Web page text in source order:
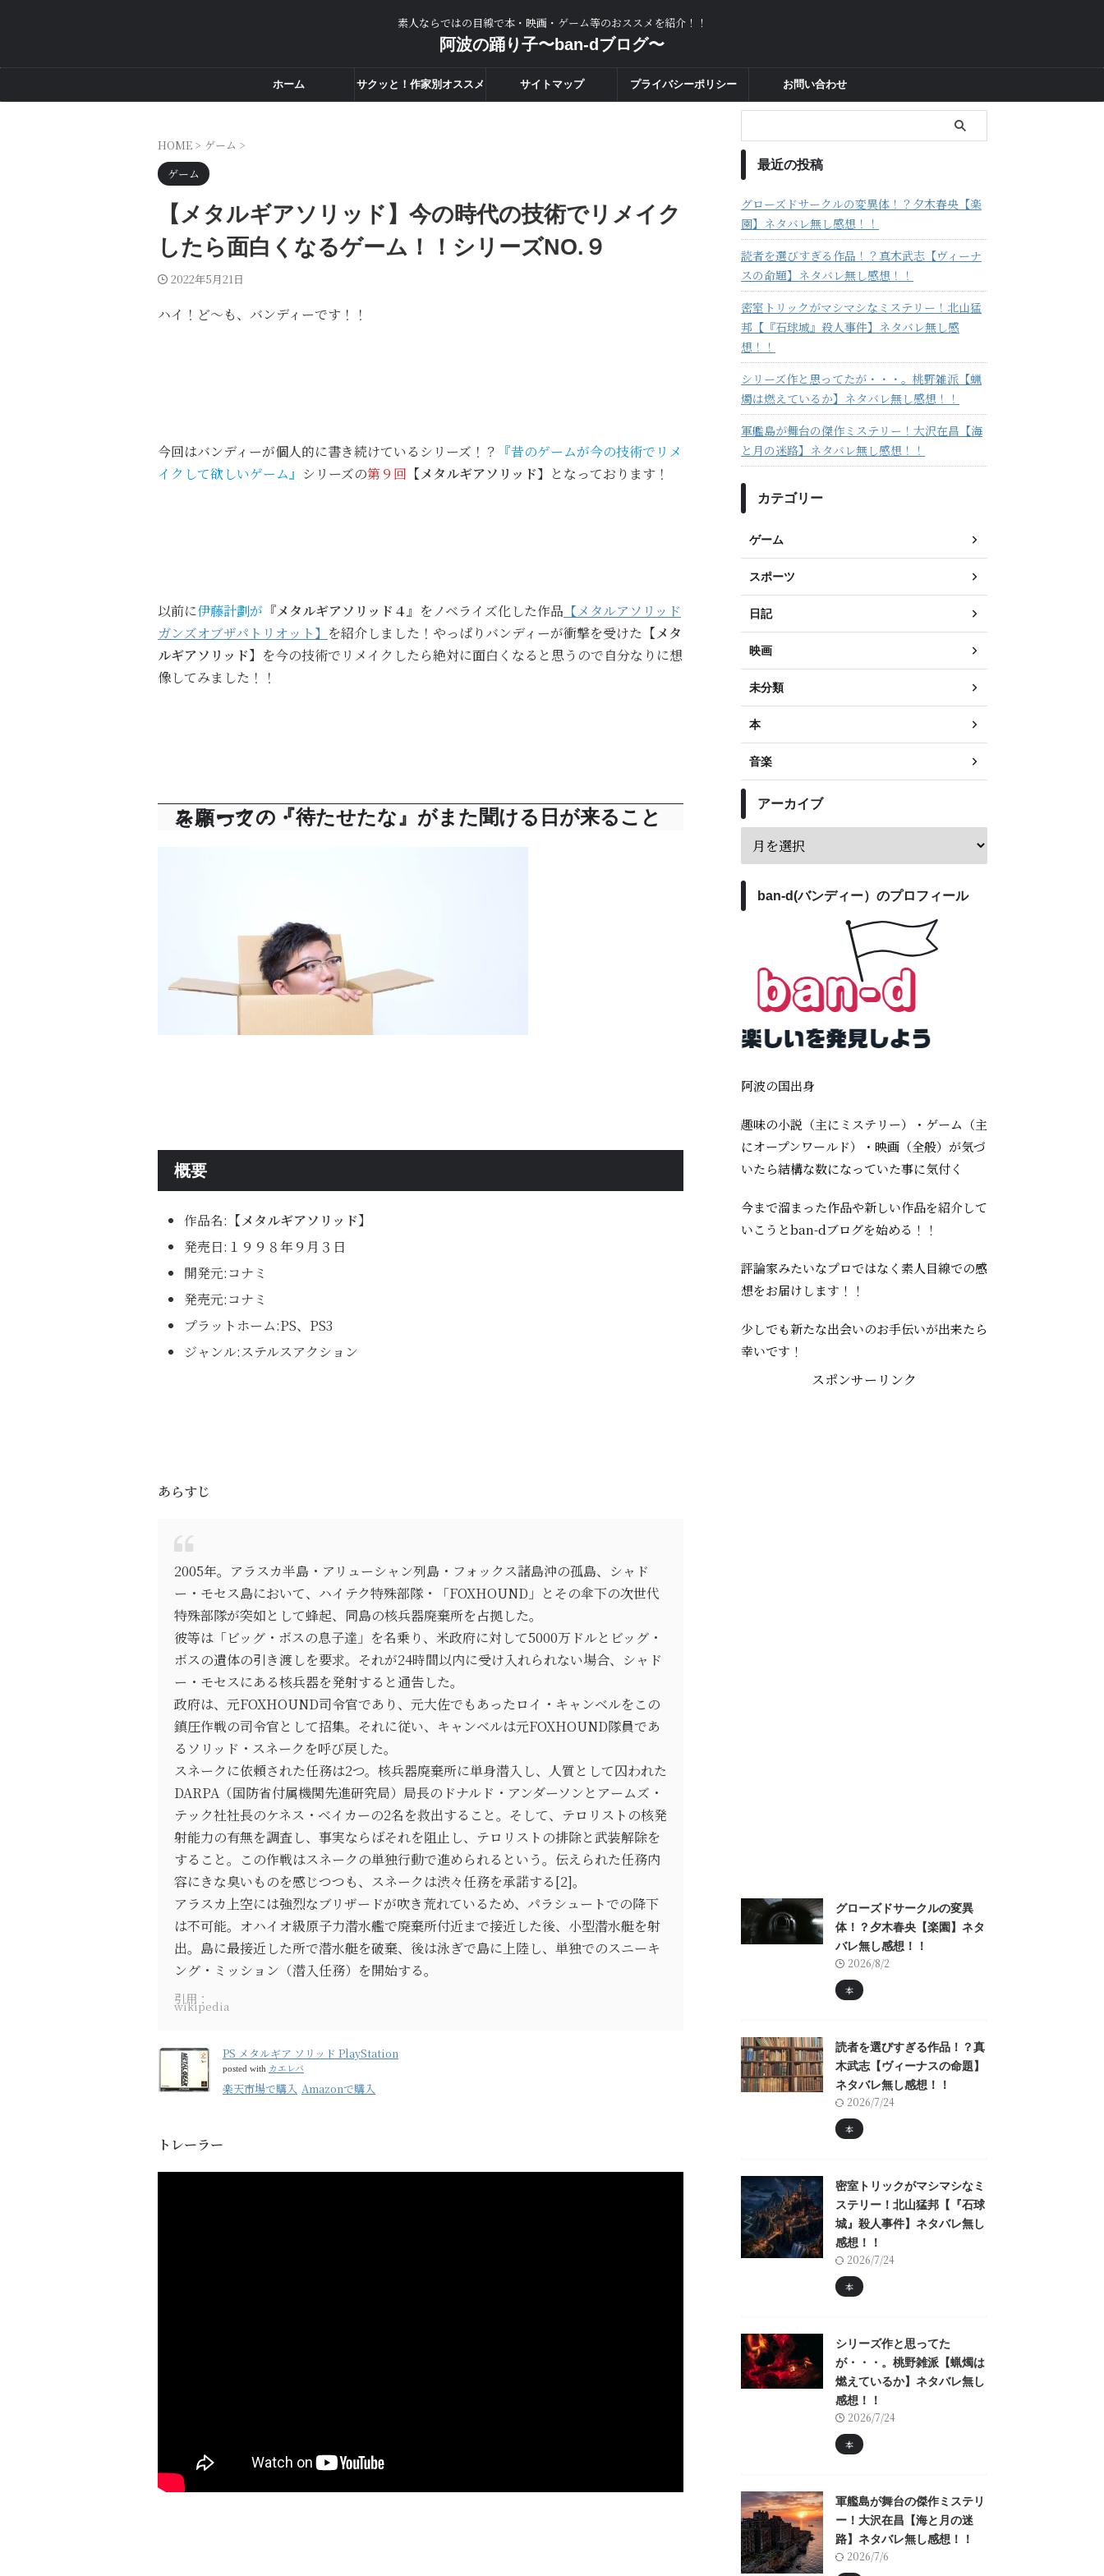
素人ならではの目線で本・映画・ゲーム等のおススメを紹介！！
阿波の踊り子〜ban-dブログ〜
ホーム サクッと！作家別オススメ サイトマップ プライバシーポリシー お問い合わせ
HOME > ゲーム >
ゲーム
【メタルギアソリッド】今の時代の技術でリメイク
したら面白くなるゲーム！！シリーズNO.９
2022年5月21日
ハイ！ど～も、バンディーです！！
今回はバンディーが個人的に書き続けているシリーズ！？ 『昔のゲームが今の技術でリメ
イクして欲しいゲーム』 シリーズの第９回 【メタルギアソリッド】となっております！
以前に伊藤計劃が 『メタルギアソリッド４』 をノベライズ化した作品 【メタルアソリッド
ガンズオブザパトリオット】 を紹介しました！やっぱりバンディーが衝撃を受けた 【メタ
ルギアソリッド】 を今の技術でリメイクしたら絶対に面白くなると思うので自分なりに想
像してみました！！
スネークの『待たせたな』がまた聞ける日が来ることを願って・・・
概要
作品名: 【メタルギアソリッド】
発売日:１９９８年９月３日
開発元:コナミ
発売元:コナミ
プラットホーム:PS、PS3
ジャンル:ステルスアクション
あらすじ
2005年。アラスカ半島・アリューシャン列島・フォックス諸島沖の孤島、シャド
ー・モセス島において、ハイテク特殊部隊・「FOXHOUND」とその傘下の次世代
特殊部隊が突如として蜂起、同島の核兵器廃棄所を占拠した。
彼等は「ビッグ・ボスの息子達」を名乗り、米政府に対して5000万ドルとビッグ・
ボスの遺体の引き渡しを要求。それが24時間以内に受け入れられない場合、シャド
ー・モセスにある核兵器を発射すると通告した。
政府は、元FOXHOUND司令官であり、元大佐でもあったロイ・キャンベルをこの
鎮圧作戦の司令官として招集。それに従い、キャンベルは元FOXHOUND隊員であ
るソリッド・スネークを呼び戻した。
スネークに依頼された任務は2つ。核兵器廃棄所に単身潜入し、人質として囚われた
DARPA（国防省付属機関先進研究局）局長のドナルド・アンダーソンとアームズ・
テック社社長のケネス・ベイカーの2名を救出すること。そして、テロリストの核発
射能力の有無を調査し、事実ならばそれを阻止し、テロリストの排除と武装解除を
すること。この作戦はスネークの単独行動で進められるという。伝えられた任務内
容にきな臭いものを感じつつも、スネークは渋々任務を承諾する[2]。
アラスカ上空には強烈なブリザードが吹き荒れているため、パラシュートでの降下
は不可能。オハイオ級原子力潜水艦で廃棄所付近まで接近した後、小型潜水艇を射
出。島に最接近した所で潜水艇を破棄、後は泳ぎで島に上陸し、単独でのスニーキ
ング・ミッション（潜入任務）を開始する。
引用：
wikipedia
PS メタルギア ソリッド PlayStation
posted with カエレバ
楽天市場で購入 Amazonで購入
トレーラー
最近の投稿
グローズドサークルの変異体！？夕木春央【楽
園】ネタバレ無し感想！！
読者を選びすぎる作品！？真木武志【ヴィーナ
スの命題】ネタバレ無し感想！！
密室トリックがマシマシなミステリー！北山猛
邦【『石球城』殺人事件】ネタバレ無し感
想！！
シリーズ作と思ってたが・・・。桃野雑派【蝋
燭は燃えているか】ネタバレ無し感想！！
軍艦島が舞台の傑作ミステリー！大沢在昌【海
と月の迷路】ネタバレ無し感想！！
カテゴリー
ゲーム
スポーツ
日記
映画
未分類
本
音楽
アーカイブ
ban-d(バンディー）のプロフィール
阿波の国出身
趣味の小説（主にミステリー）・ゲーム（主
にオープンワールド）・映画（全般）が気づ
いたら結構な数になっていた事に気付く
今まで溜まった作品や新しい作品を紹介して
いこうとban-dブログを始める！！
評論家みたいなプロではなく素人目線での感
想をお届けします！！
少しでも新たな出会いのお手伝いが出来たら
幸いです！
スポンサーリンク
グローズドサークルの変異
体！？夕木春央【楽園】ネタ
バレ無し感想！！
2026/8/2
本
読者を選びすぎる作品！？真
木武志【ヴィーナスの命題】
ネタバレ無し感想！！
2026/7/24
本
密室トリックがマシマシなミ
ステリー！北山猛邦【『石球
城』殺人事件】ネタバレ無し
感想！！
2026/7/24
本
シリーズ作と思ってた
が・・・。桃野雑派【蝋燭は
燃えているか】ネタバレ無し
感想！！
2026/7/24
本
軍艦島が舞台の傑作ミステリ
ー！大沢在昌【海と月の迷
路】ネタバレ無し感想！！
2026/7/6